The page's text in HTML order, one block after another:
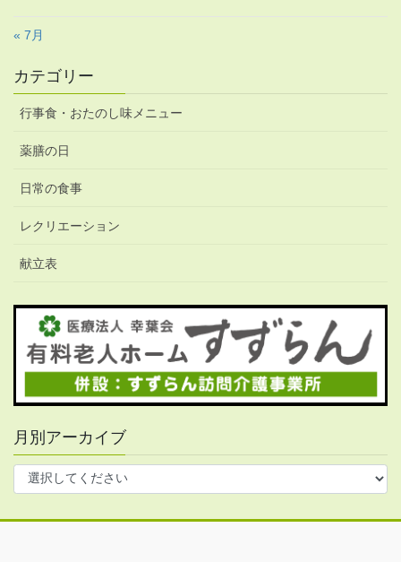
« 7月
カテゴリー
行事食・おたのし味メニュー
薬膳の日
日常の食事
レクリエーション
献立表
月別アーカイブ